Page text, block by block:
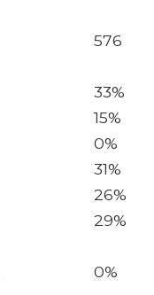
576
33%
15%
0%
31%
26%
29%
0%